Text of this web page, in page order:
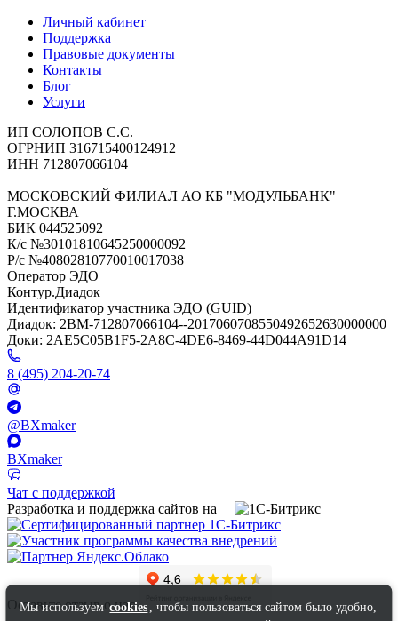
Личный кабинет
Поддержка
Правовые документы
Контакты
Блог
Услуги
ИП СОЛОПОВ С.С.
ОГРНИП 316715400124912
ИНН 712807066104
МОСКОВСКИЙ ФИЛИАЛ АО КБ "МОДУЛЬБАНК"
Г.МОСКВА
БИК 044525092
К/с №30101810645250000092
Р/с №40802810770010017038
Оператор ЭДО
Контур.Диадок
Идентификатор участника ЭДО (GUID)
Диадок: 2BM-712807066104--2017060708550492652630000000
Доки: 2AE5C05B1F5-2A8C-4DE6-8469-44D044A91D14
8 (495) 204-20-74
@BXmaker
BXmaker
Чат с поддержкой
Разработка и поддержка сайтов на
Оставьте отзыв о нас
Мы используем cookies , чтобы пользоваться сайтом было удобно,